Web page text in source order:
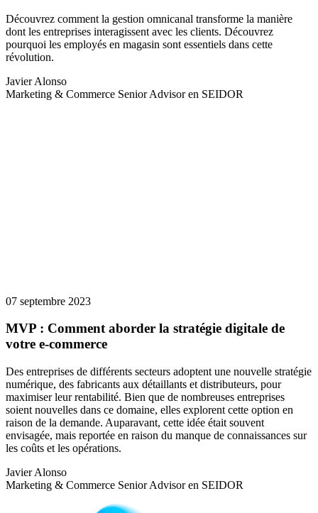
Découvrez comment la gestion omnicanal transforme la manière
dont les entreprises interagissent avec les clients. Découvrez
pourquoi les employés en magasin sont essentiels dans cette
révolution.
Javier Alonso
Marketing & Commerce Senior Advisor en SEIDOR
07 septembre 2023
MVP : Comment aborder la stratégie digitale de
votre e-commerce
Des entreprises de différents secteurs adoptent une nouvelle stratégie
numérique, des fabricants aux détaillants et distributeurs, pour
maximiser leur rentabilité. Bien que de nombreuses entreprises
soient nouvelles dans ce domaine, elles explorent cette option en
raison de la demande. Auparavant, cette idée était souvent
envisagée, mais reportée en raison du manque de connaissances sur
les coûts et les opérations.
Javier Alonso
Marketing & Commerce Senior Advisor en SEIDOR